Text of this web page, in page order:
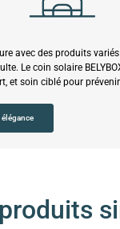
avec des produits
Le coin solaire
et soin ciblé pour
élégance